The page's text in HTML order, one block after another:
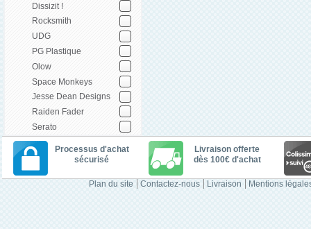
Dissizit !
Rocksmith
UDG
PG Plastique
Olow
Space Monkeys
Jesse Dean Designs
Raiden Fader
Serato
Processus d'achat
sécurisé
Livraison offerte
dès 100€ d'achat
Plan du site Contactez-nous Livraison Mentions